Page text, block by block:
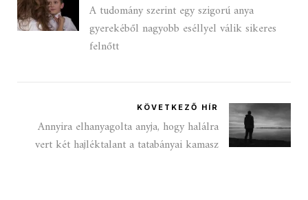
A tudomány szerint egy szigorú anya
gyerekéből nagyobb eséllyel válik sikeres
felnőtt
KÖVETKEZŐ HÍR
Annyira elhanyagolta anyja, hogy halálra
vert két hajléktalant a tatabányai kamasz